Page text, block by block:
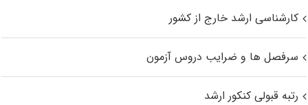
کارشناسی ارشد خارج از کشور
سرفصل ها و ضرایب دروس آزمون
رتبه قبولی کنکور ارشد